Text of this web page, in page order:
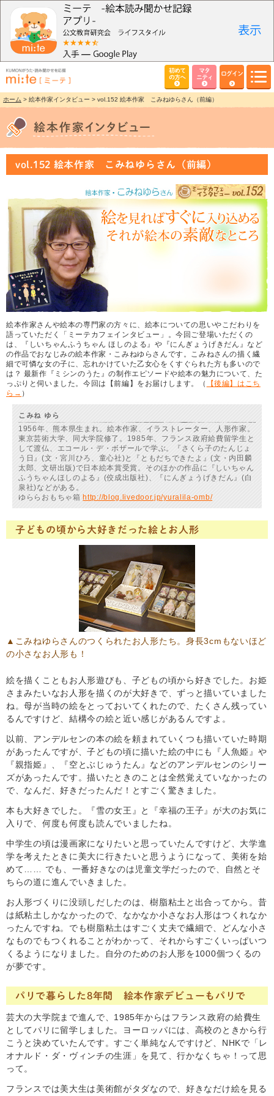
初めて
の方へ
マタ
ニティ
ログイン
ホーム > 絵本作家インタビュー > vol.152 絵本作家 こみねゆらさん（前編）
vol.152 絵本作家 こみねゆらさん（前編）
絵本作家さんや絵本の専門家の方々に、絵本についての思いやこだわりを
語っていただく「ミーテカフェインタビュー」。今回ご登場いただくの
は、『しいちゃんふうちゃん ほしのよる』や『にんぎょうげきだん』など
の作品でおなじみの絵本作家・こみねゆらさんです。こみねさんの描く繊
細で可憐な女の子に、忘れかけていた乙女心をくすぐられた方も多いので
は？ 最新作『ミシンのうた』の制作エピソードや絵本の魅力について、た
っぷりと伺いました。今回は【前編】をお届けします。（
【後編】はこち
ら→ ）
こみね ゆら
1956年、熊本県生まれ。絵本作家、イラストレーター、人形作家。
東京芸術大学、同大学院修了。1985年、フランス政府給費留学生と
して渡仏、エコール・デ・ボザールで学ぶ。『さくら子のたんじょ
う日』(文・宮川ひろ、童心社)と『ともだちできたよ』(文・内田麟
太郎、文研出版)で日本絵本賞受賞。そのほかの作品に『しいちゃん
ふうちゃんほしのよる』(佼成出版社)、『にんぎょうげきだん』(白
泉社)などがある。
ゆららおもちゃ箱 http://blog.livedoor.jp/yuralila-omb/
子どもの頃から大好きだった絵とお人形
▲こみねゆらさんのつくられたお人形たち。身長3cmもないほど
の小さなお人形も！
絵を描くこともお人形遊びも、子どもの頃から好きでした。お姫
さまみたいなお人形を描くのが大好きで、ずっと描いていました
ね。母が当時の絵をとっておいてくれたので、たくさん残ってい
るんですけど、結構今の絵と近い感じがあるんですよ。
以前、アンデルセンの本の絵を頼まれていくつも描いていた時期
があったんですが、子どもの頃に描いた絵の中にも『人魚姫』や
『親指姫』、『空とぶじゅうたん』などのアンデルセンのシリー
ズがあったんです。描いたときのことは全然覚えていなかったの
で、なんだ、好きだったんだ！とすごく驚きました。
本も大好きでした。『雪の女王』と『幸福の王子』が大のお気に
入りで、何度も何度も読んでいましたね。
中学生の頃は漫画家になりたいと思っていたんですけど、大学進
学を考えたときに美大に行きたいと思うようになって、美術を始
めて…… でも、一番好きなのは児童文学だったので、自然とそ
ちらの道に進んでいきました。
お人形づくりに没頭しだしたのは、樹脂粘土と出合ってから。昔
は紙粘土しかなかったので、なかなか小さなお人形はつくれなか
ったんですね。でも樹脂粘土はすごく丈夫で繊細で、どんな小さ
なものでもつくれることがわかって、それからすごくいっぱいつ
くるようになりました。自分のためのお人形を1000個つくるの
が夢です。
パリで暮らした8年間 絵本作家デビューもパリで
芸大の大学院まで進んで、1985年からはフランス政府の給費生
としてパリに留学しました。ヨーロッパには、高校のときから行
こうと決めていたんです。すごく単純なんですけど、NHKで「レ
オナルド・ダ・ヴィンチの生涯」を見て、行かなくちゃ！って思
って。
フランスでは美大生は美術館がタダなので、好きなだけ絵を見る